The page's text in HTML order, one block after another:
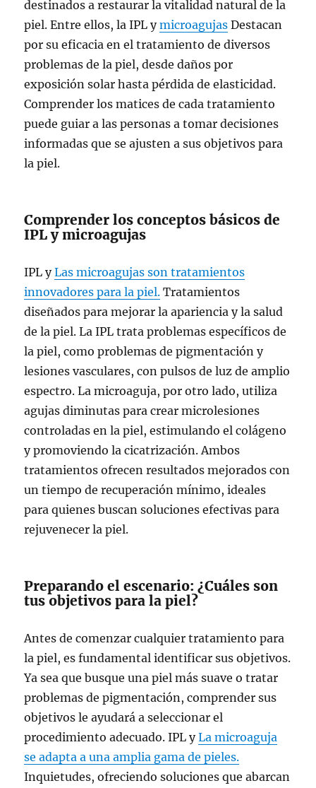
destinados a restaurar la vitalidad natural de la
piel. Entre ellos, la IPL ymicroagujas Destacan
por su eficacia en el tratamiento de diversos
problemas de la piel, desde daños por
exposición solar hasta pérdida de elasticidad.
Comprender los matices de cada tratamiento
puede guiar a las personas a tomar decisiones
informadas que se ajusten a sus objetivos para
la piel.
Comprender los conceptos básicos de
IPL y microagujas
IPL yLas microagujas son tratamientos
innovadores para la piel. Tratamientos
diseñados para mejorar la apariencia y la salud
de la piel. La IPL trata problemas específicos de
la piel, como problemas de pigmentación y
lesiones vasculares, con pulsos de luz de amplio
espectro. La microaguja, por otro lado, utiliza
agujas diminutas para crear microlesiones
controladas en la piel, estimulando el colágeno
y promoviendo la cicatrización. Ambos
tratamientos ofrecen resultados mejorados con
un tiempo de recuperación mínimo, ideales
para quienes buscan soluciones efectivas para
rejuvenecer la piel.
Preparando el escenario: ¿Cuáles son
tus objetivos para la piel?
Antes de comenzar cualquier tratamiento para
la piel, es fundamental identificar sus objetivos.
Ya sea que busque una piel más suave o tratar
problemas de pigmentación, comprender sus
objetivos le ayudará a seleccionar el
procedimiento adecuado. IPL yLa microaguja
se adapta a una amplia gama de pieles.
Inquietudes, ofreciendo soluciones que abarcan